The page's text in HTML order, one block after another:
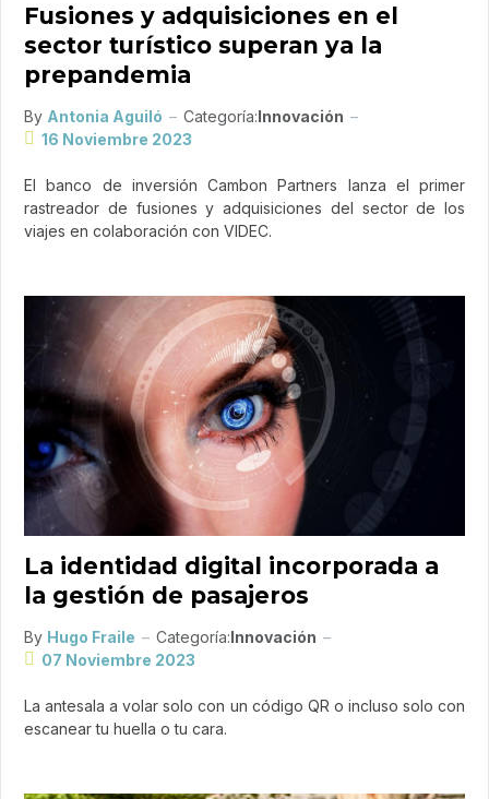
Fusiones y adquisiciones en el
sector turístico superan ya la
prepandemia
By Antonia Aguiló Categoría:Innovación
16 Noviembre 2023
El banco de inversión Cambon Partners lanza el primer
rastreador de fusiones y adquisiciones del sector de los
viajes en colaboración con VIDEC.
La identidad digital incorporada a
la gestión de pasajeros
By Hugo Fraile Categoría:Innovación
07 Noviembre 2023
La antesala a volar solo con un código QR o incluso solo con
escanear tu huella o tu cara.